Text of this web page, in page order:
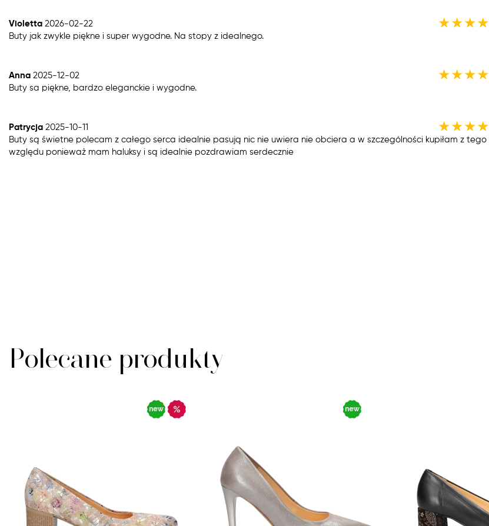
Violetta 2026-02-22 ★★★★
Buty jak zwykle piękne i super wygodne. Na stopy z idealnego.
Anna 2025-12-02 ★★★★
Buty sa piękne, bardzo eleganckie i wygodne.
Patrycja 2025-10-11 ★★★★
Buty są świetne polecam z całego serca idealnie pasują nic nie uwiera nie obciera a w szczególności kupiłam z tego
względu ponieważ mam haluksy i są idealnie pozdrawiam serdecznie
Polecane produkty